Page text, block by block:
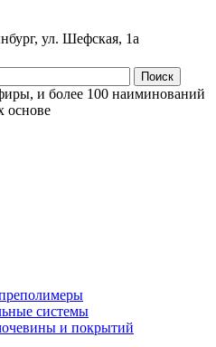
ул. Шефская, 1а
Поиск
и более 100 наиминований
основе
системы
и покрытий